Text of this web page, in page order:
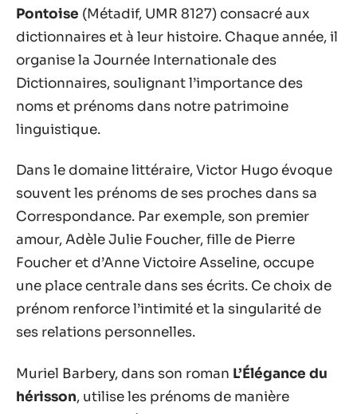
Pontoise (Métadif, UMR 8127) consacré aux
dictionnaires et à leur histoire. Chaque année, il
organise la Journée Internationale des
Dictionnaires, soulignant l’importance des
noms et prénoms dans notre patrimoine
linguistique.
Dans le domaine littéraire, Victor Hugo évoque
souvent les prénoms de ses proches dans sa
Correspondance. Par exemple, son premier
amour, Adèle Julie Foucher, fille de Pierre
Foucher et d’Anne Victoire Asseline, occupe
une place centrale dans ses écrits. Ce choix de
prénom renforce l’intimité et la singularité de
ses relations personnelles.
Muriel Barbery, dans son roman L’Élégance du
hérisson, utilise les prénoms de manière